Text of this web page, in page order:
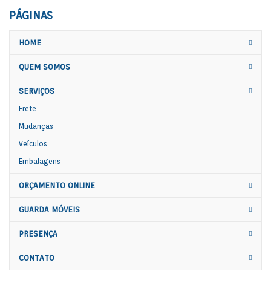
PÁGINAS
HOME
QUEM SOMOS
SERVIÇOS
Frete
Mudanças
Veículos
Embalagens
ORÇAMENTO ONLINE
GUARDA MÓVEIS
PRESENÇA
CONTATO